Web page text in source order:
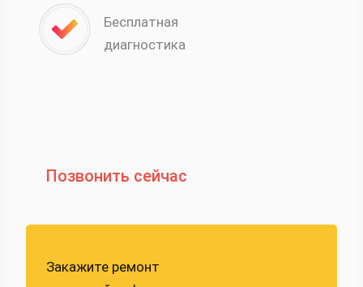
Бесплатная
диагностика
Позвонить сейчас
Закажите ремонт